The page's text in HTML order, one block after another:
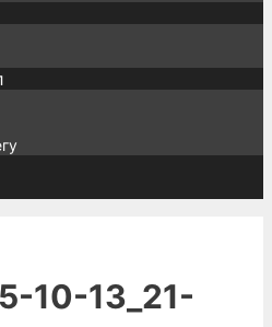
10-13_21-